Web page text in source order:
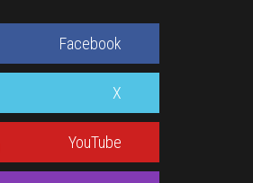
Facebook
X
YouTube